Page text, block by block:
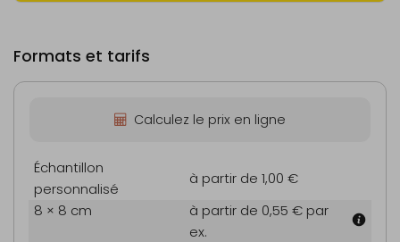
Formats et tarifs
Calculez le prix en ligne
Échantillon
personnalisé
à partir de 1,00 €
8 × 8 cm
à partir de 0,55 € par
ex.